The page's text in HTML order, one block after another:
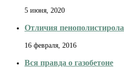
5 июня, 2020
Отличия
16 февраля, 2016
Вся правда о газобетоне